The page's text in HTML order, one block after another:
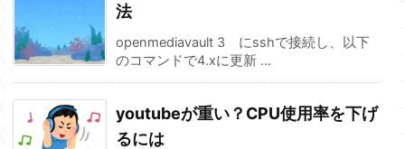
法
openmediavault 3 にsshで接続し、以下
のコマンドで4.xに更新 ...
youtubeが重い？CPU使用率を下げ
るには